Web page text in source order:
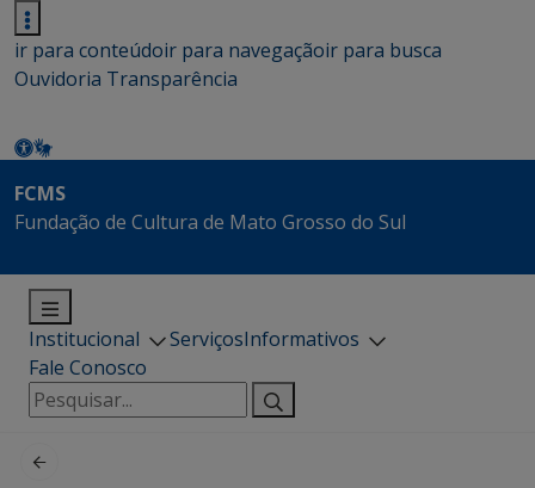
ir para conteúdoir para navegaçãoir para busca
Ouvidoria Transparência
FCMS
Fundação de Cultura de Mato Grosso do Sul
Institucional ServiçosInformativos
Fale Conosco
Pesquisar
por: